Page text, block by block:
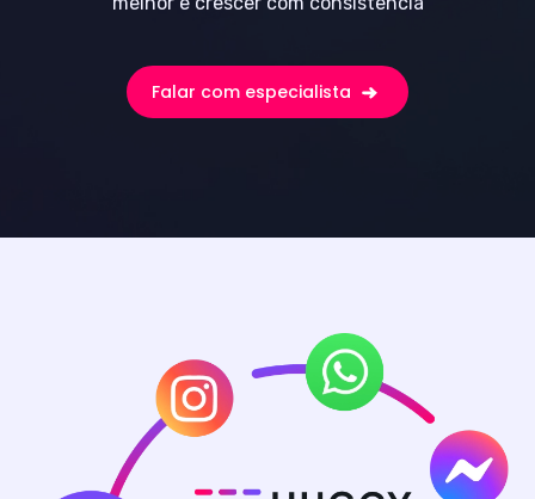
Falar com especialista